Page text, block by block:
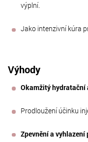
výplní.
Jako intenzivní kúra
Výhody
Okamžitý hydratační
Prodloužení účinku
Zpevnění a vyhlazení